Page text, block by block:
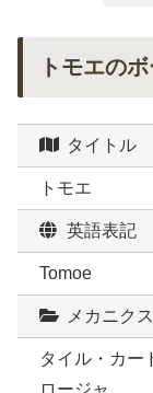
トモエの
タイトル
トモエ
英語表記
Tomoe
メカニクス
タイル・カー